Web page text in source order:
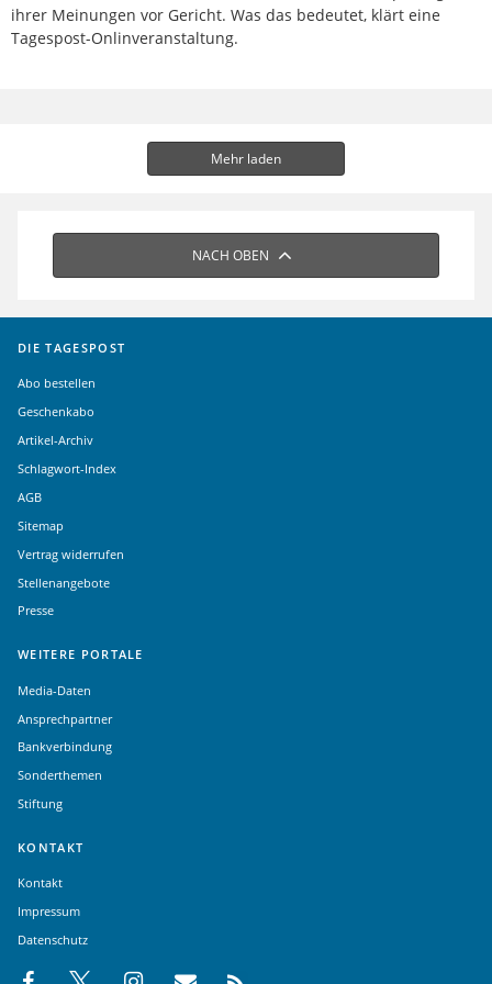
ihrer Meinungen vor Gericht. Was das bedeutet, klärt eine
Tagespost-Onlinveranstaltung.
Mehr laden
NACH OBEN
DIE TAGESPOST
Abo bestellen
Geschenkabo
Artikel-Archiv
Schlagwort-Index
AGB
Sitemap
Vertrag widerrufen
Stellenangebote
Presse
WEITERE PORTALE
Media-Daten
Ansprechpartner
Bankverbindung
Sonderthemen
Stiftung
KONTAKT
Kontakt
Impressum
Datenschutz